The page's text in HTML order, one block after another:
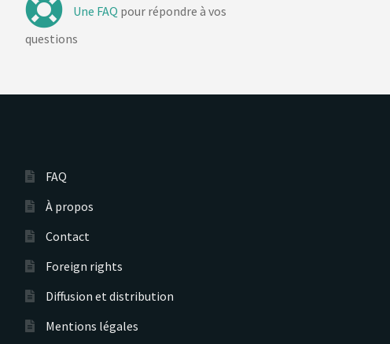
Une FAQ pour répondre à vos
questions
FAQ
À propos
Contact
Foreign rights
Diffusion et distribution
Mentions légales